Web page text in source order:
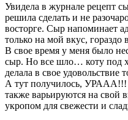
Увидела в журнале рецепт
решила сделать и не
восторге. Сыр напоминает
только на мой вкус, гораздо
В свое время у меня было
сыр. Но все шло… коту под
делала в свое удовольствие
А тут получилось, УРААА!!!
также варьируются на свой
укропом для свежести и